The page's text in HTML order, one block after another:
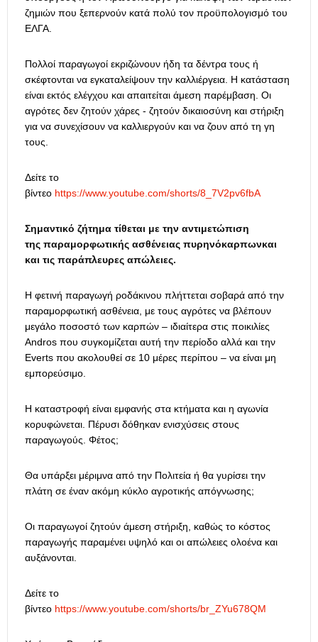
ζημιών που ξεπερνούν κατά πολύ τον προϋπολογισμό του
ΕΛΓΑ.
Πολλοί παραγωγοί εκριζώνουν ήδη τα δέντρα τους ή
σκέφτονται να εγκαταλείψουν την καλλιέργεια. Η κατάσταση
είναι εκτός ελέγχου και απαιτείται άμεση παρέμβαση. Οι
αγρότες δεν ζητούν χάρες - ζητούν δικαιοσύνη και στήριξη
για να συνεχίσουν να καλλιεργούν και να ζουν από τη γη
τους.
Δείτε το
βίντεο https://www.youtube.com/shorts/8_7V2pv6fbA
Σημαντικό ζήτημα τίθεται με την αντιμετώπιση
της παραμορφωτικής ασθένειας πυρηνόκαρπωνκαι
και τις παράπλευρες απώλειες.
Η φετινή παραγωγή ροδάκινου πλήττεται σοβαρά από την
παραμορφωτική ασθένεια, με τους αγρότες να βλέπουν
μεγάλο ποσοστό των καρπών – ιδιαίτερα στις ποικιλίες
Andros που συγκομίζεται αυτή την περίοδο αλλά και την
Everts που ακολουθεί σε 10 μέρες περίπου – να είναι μη
εμπορεύσιμο.
Η καταστροφή είναι εμφανής στα κτήματα και η αγωνία
κορυφώνεται. Πέρυσι δόθηκαν ενισχύσεις στους
παραγωγούς. Φέτος;
Θα υπάρξει μέριμνα από την Πολιτεία ή θα γυρίσει την
πλάτη σε έναν ακόμη κύκλο αγροτικής απόγνωσης;
Οι παραγωγοί ζητούν άμεση στήριξη, καθώς το κόστος
παραγωγής παραμένει υψηλό και οι απώλειες ολοένα και
αυξάνονται.
Δείτε το
βίντεο https://www.youtube.com/shorts/br_ZYu678QM